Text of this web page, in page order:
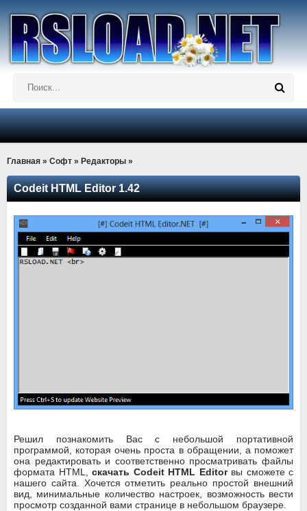
Главная » Софт » Редакторы »
Codeit HTML Editor 1.42
Решил познакомить Вас с небольшой портативной
программой, которая очень проста в обращении, а поможет
она редактировать и соответственно просматривать файлы
формата HTML, скачать Codeit HTML Editorвы сможете с
нашего сайта. Хочется отметить реально простой внешний
вид, минимальные количество настроек, возможность вести
просмотр созданной вами странице в небольшом браузере.